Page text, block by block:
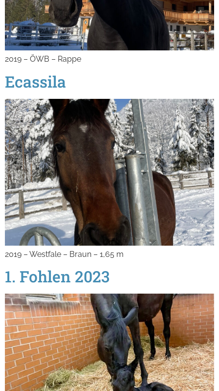
2019 – ÖWB – Rappe
Ecassila
2019 – Westfale – Braun – 1,65 m
1. Fohlen 2023